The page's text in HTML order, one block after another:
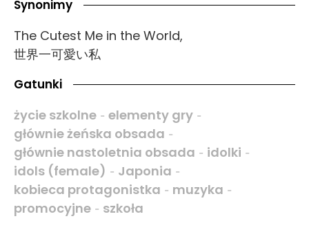
Synonimy
The Cutest Me in the World,
世界一可愛い私
Gatunki
życie szkolne - elementy gry -
głównie żeńska obsada -
głównie nastoletnia obsada - idolki -
idols (female) - Japonia -
kobieca protagonistka - muzyka -
promocyjne - szkoła